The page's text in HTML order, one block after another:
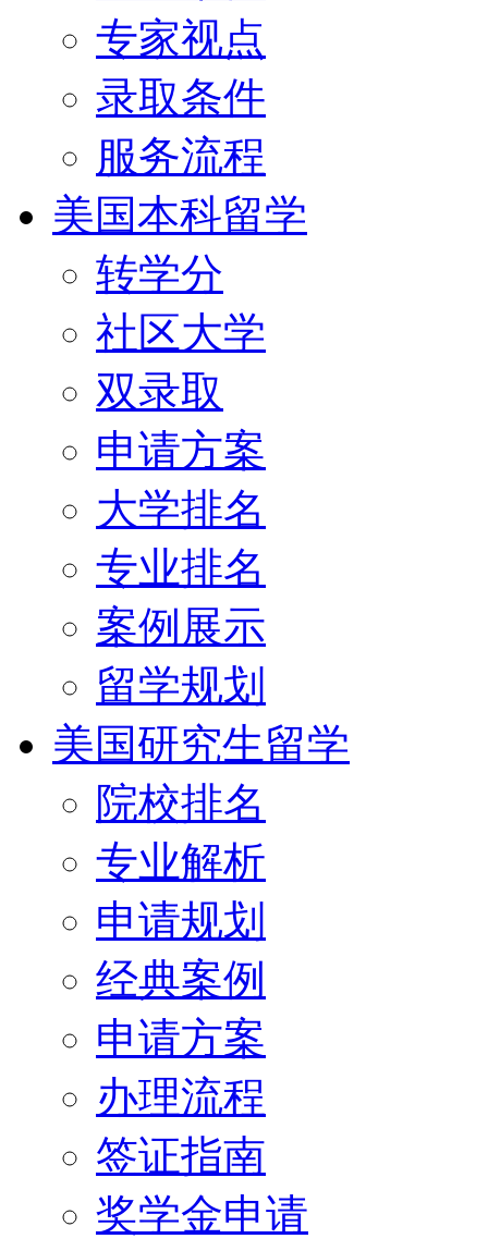
专家视点
录取条件
服务流程
美国本科留学
转学分
社区大学
双录取
申请方案
大学排名
专业排名
案例展示
留学规划
美国研究生留学
院校排名
专业解析
申请规划
经典案例
申请方案
办理流程
签证指南
奖学金申请